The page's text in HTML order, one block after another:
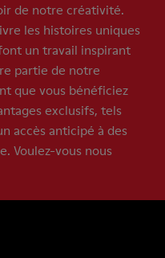
de notre créativité.
les histoires uniques
un travail inspirant
partie de notre
que vous bénéficiez
exclusifs, tels
accès anticipé à des
Voulez-vous nous